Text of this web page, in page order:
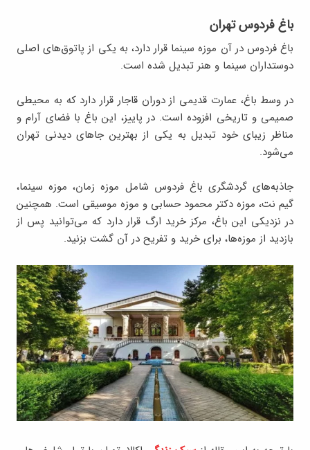
باغ فردوس تهران
باغ فردوس در آن موزه سینما قرار دارد، به یکی از پاتوق‌های اصلی
دوستداران سینما و هنر تبدیل شده است.
در وسط باغ، عمارت قدیمی از دوران قاجار قرار دارد که به محیطی
صمیمی و تاریخی افزوده است. در پاییز، این باغ با فضای آرام و
مناظر زیبای خود تبدیل به یکی از بهترین جاهای دیدنی تهران
می‌شود.
جاذبه‌های گردشگری باغ فردوس شامل موزه زمان، موزه سینما،
گیم نت، موزه دکتر محمود حسابی و موزه موسیقی است. همچنین
در نزدیکی این باغ، مرکز خرید ارگ قرار دارد که می‌توانید پس از
بازدید از موزه‌ها، برای خرید و تفریح در آن گشت بزنید.